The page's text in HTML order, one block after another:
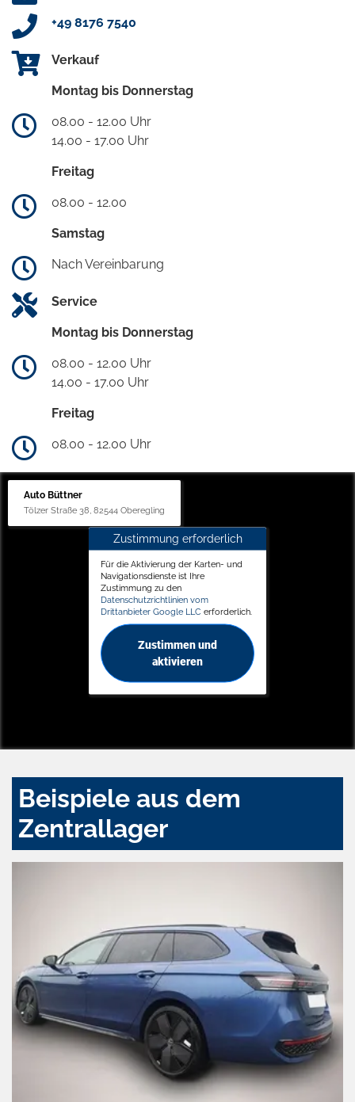
+49 8176 7540
Verkauf
Montag bis Donnerstag
08.00 - 12.00 Uhr
14.00 - 17.00 Uhr
Freitag
08.00 - 12.00
Samstag
Nach Vereinbarung
Service
Montag bis Donnerstag
08.00 - 12.00 Uhr
14.00 - 17.00 Uhr
Freitag
08.00 - 12.00 Uhr
Auto Büttner
Tölzer Straße 38, 82544 Oberegling
Zustimmung erforderlich
Für die Aktivierung der Karten- und
Navigationsdienste ist Ihre
Zustimmung zu den
Datenschutzrichtlinien vom
Drittanbieter Google LLC erforderlich.
Zustimmen und
aktivieren
Beispiele aus dem
Zentrallager